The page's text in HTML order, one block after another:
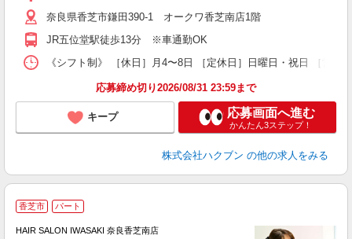
奈良県香芝市鎌田390-1 オークワ香芝南店1階
JR五位堂駅徒歩13分 ※車通勤OK
《シフト制》 ［休日］月4〜8日 ［定休日］日曜日・祝日 ［
応募締め切り2026/08/31 23:59まで
キープ 応募画面へ進む
かんたん3ステップ！
株式会社ハクブン の他の求人をみる
香芝市 パート
HAIR SALON IWASAKI 奈良香芝南店